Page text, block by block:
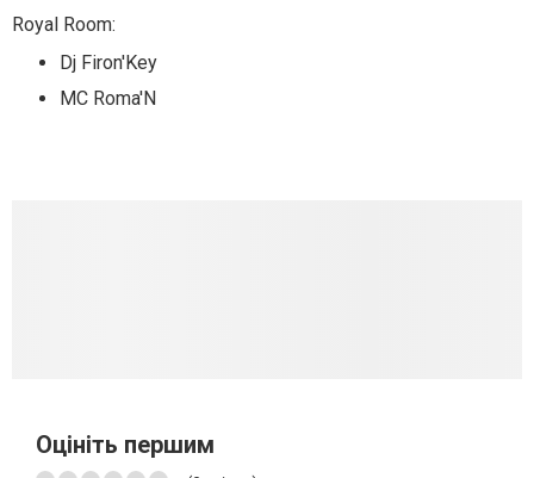
Royal Room:
Dj Firon'Key
MC Roma'N
Оцініть першим